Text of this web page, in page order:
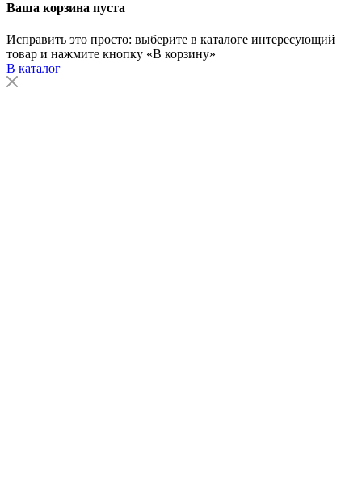
Ваша корзина пуста
Исправить это просто: выберите в каталоге интересующий
товар и нажмите кнопку «В корзину»
В каталог